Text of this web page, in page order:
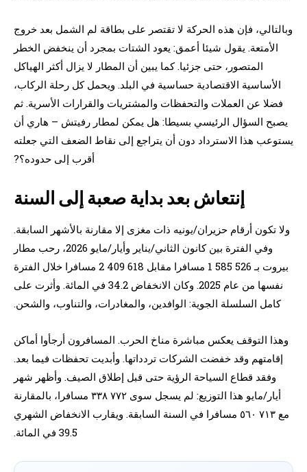
وبالتالي، فإن هذه الحركة لا تقتصر على بطاقة لم الشمل بعد خروج
الأمتعة. يقول شيئا أعمق: يعود الشتات بمجرد أن ينخفض الخطر
المتصور، حتى جزئيا. كما يبين أن المطار لا يزال أكثر الهياكل
الأساسية الاقتصادية حساسية في البلد. ويحمل كل رحلة الركاب،
فضلا عن العملات والتحفظات والمشتريات والقرارات الأسرية. ثم
يصبح السؤال الرئيسي بسيطا: هل يمكن لمطار رفيتش – هاري أن
يستوعب هذا الاسترداد دون أن يتراجع إلى نقاط الضعف التي جعلته
أقرب إلى حدوده؟?
إنتعاش بعد بداية صعبة إلى السنة
ولا تكون أرقام حزيران/يونيه ذات مغزى إلا مقارنة بالأشهر السابقة.
وفي الفترة بين كانون الثاني/يناير وأيار/مايو 2026، رحب مطار
بيروت بـ 526 585 1 مسافرا مقابل 618 409 2 مسافرا خلال الفترة
نفسها من عام 2025. وكان الانخفاض 34.2 في المائة. وأثرت على
كامل السلسلة الجوية: الوافدين، والمغادرات، والتناوب، والشحن.
وهذا التوقف يعكس مباشرة مناخ الحرب. المسافرون أرجأوا أماكن
إقامتهم وقد خفضت الشركات تردداتها. وأبديت تحفظات فيما بعد.
وفقد قطاع السياحة الرؤية حتى قبل إطلاق الصيف. وأظهر شهر
أيار/مايو هذا التوزيع: لم يسجل سوى ٧٧٢ ٣٣٨ مسافرا، بالمقارنة
مع ٧١٣ ٥٦٠ مسافرا في السنة السابقة. ويقارب الانخفاض الشهري
39.5 في المائة.